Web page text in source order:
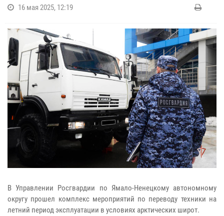
16 мая 2025, 12:19
В Управлении Росгвардии по Ямало-Ненецкому автономному
округу прошел комплекс мероприятий по переводу техники на
летний период эксплуатации в условиях арктических широт.